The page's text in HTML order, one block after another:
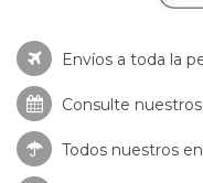
Envíos a toda la
Consulte nuestros
Todos nuestros